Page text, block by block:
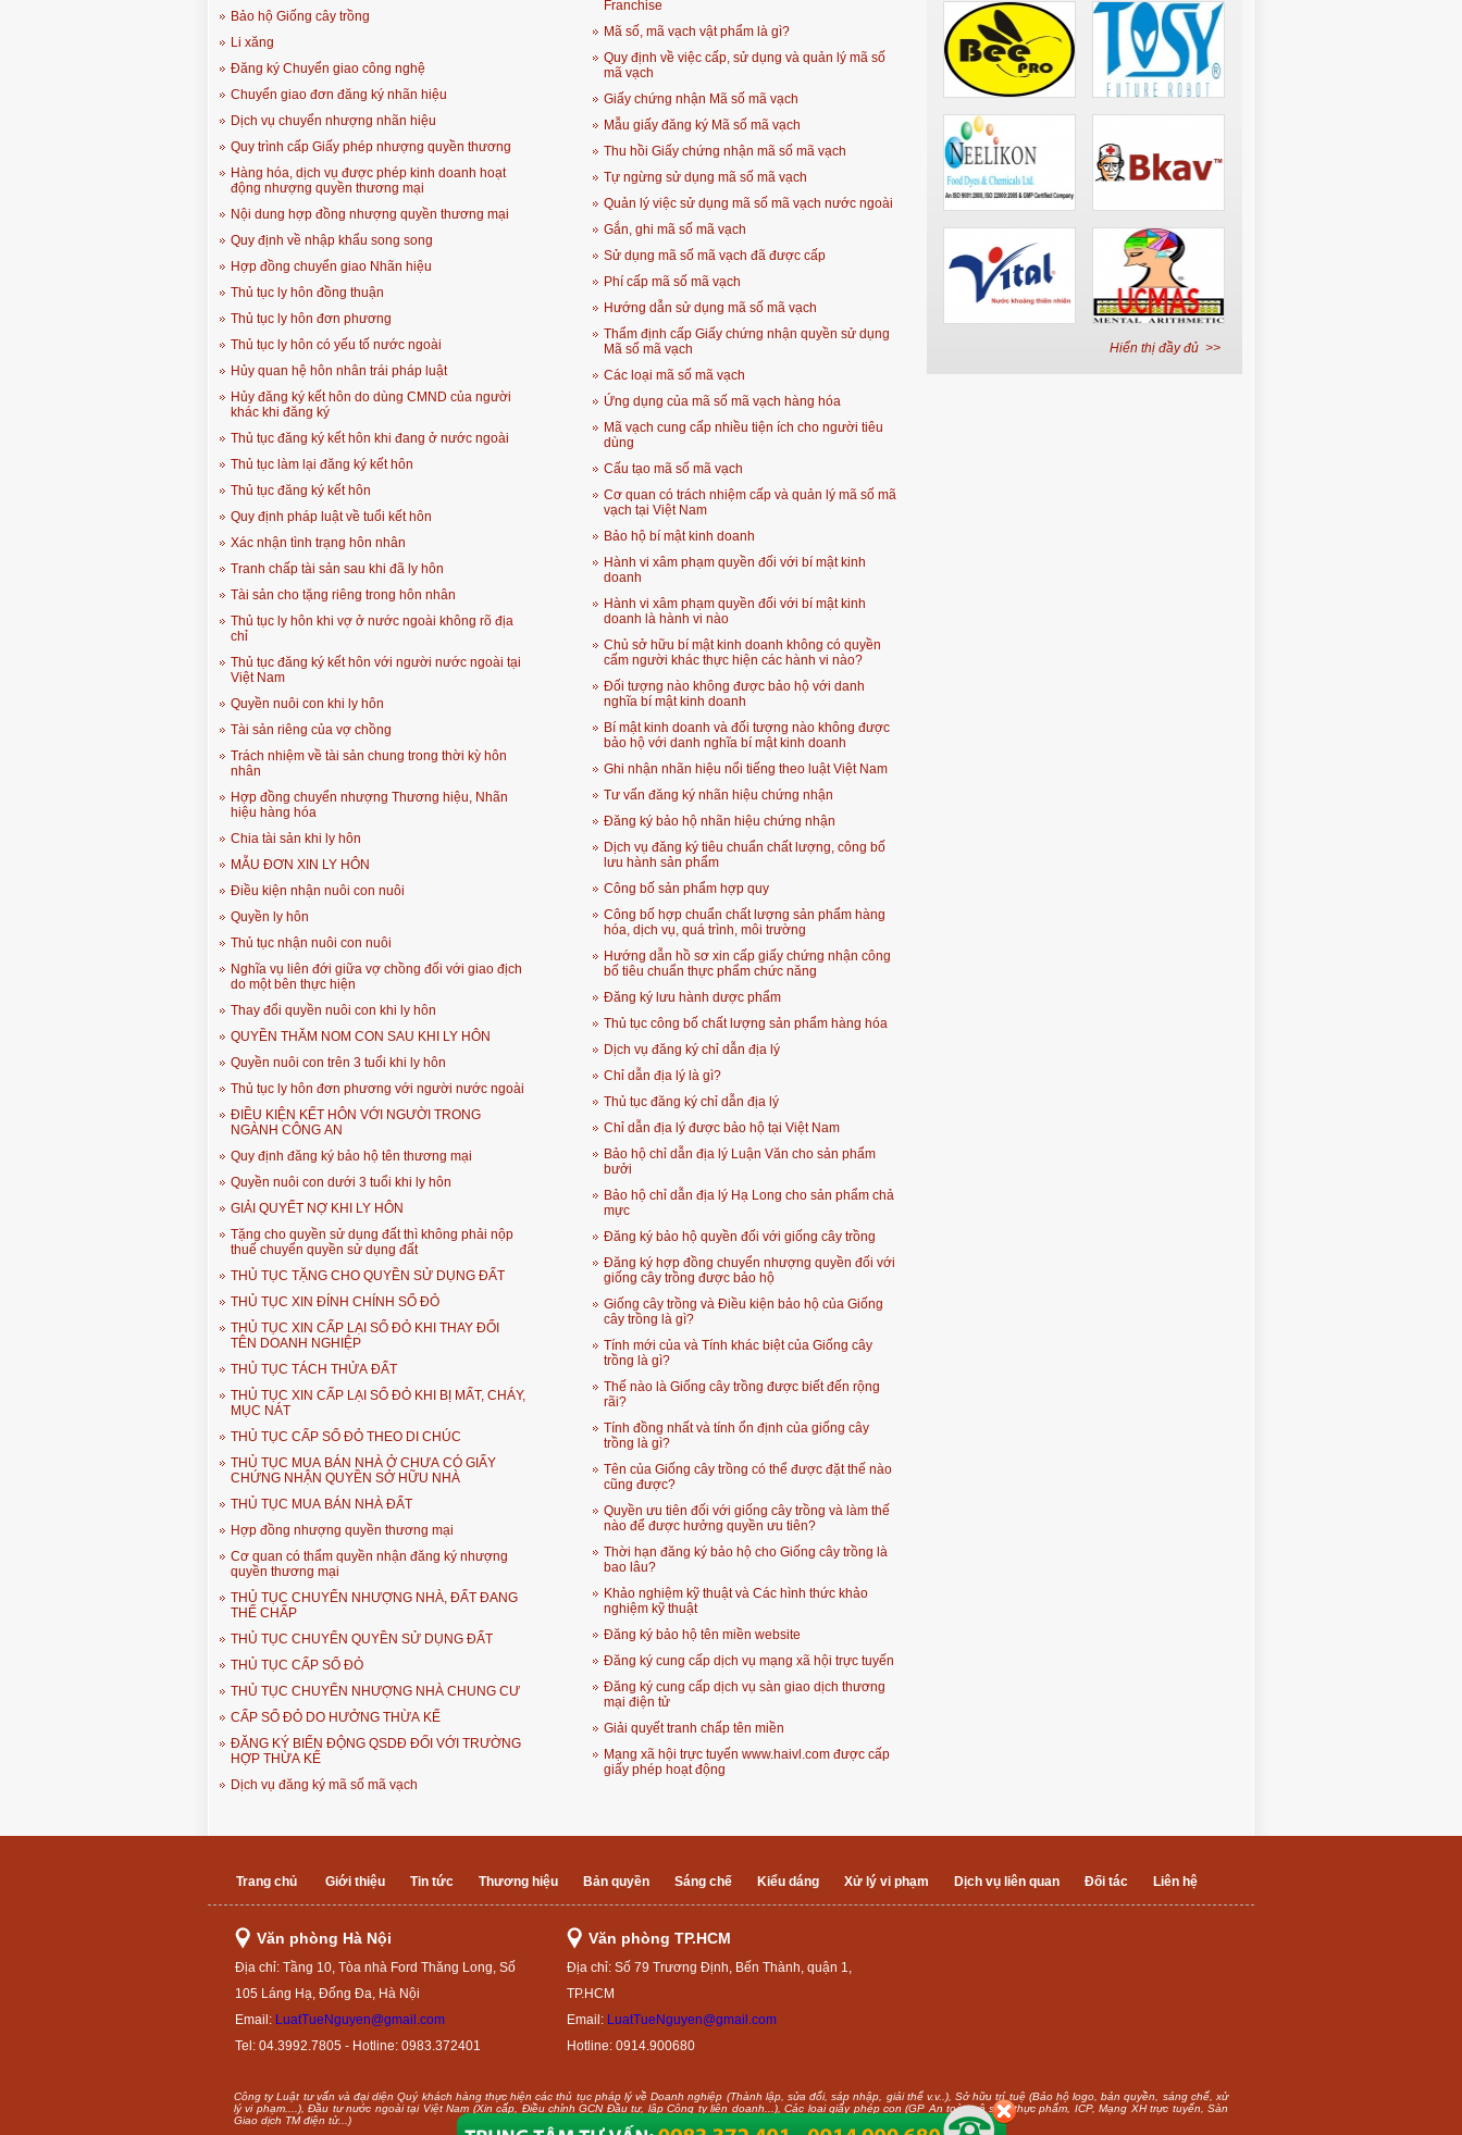
Bảo hộ Giống cây trồng
Li xăng
Đăng ký Chuyển giao công nghệ
Chuyển giao đơn đăng ký nhãn hiệu
Dịch vụ chuyển nhượng nhãn hiệu
Quy trình cấp Giấy phép nhượng quyền thương
Hàng hóa, dịch vụ được phép kinh doanh hoạt
động nhượng quyền thương mại
Nội dung hợp đồng nhượng quyền thương mại
Quy định về nhập khẩu song song
Hợp đồng chuyển giao Nhãn hiệu
Thủ tục ly hôn đồng thuận
Thủ tục ly hôn đơn phương
Thủ tục ly hôn có yếu tố nước ngoài
Hủy quan hệ hôn nhân trái pháp luật
Hủy đăng ký kết hôn do dùng CMND của người
khác khi đăng ký
Thủ tục đăng ký kết hôn khi đang ở nước ngoài
Thủ tục làm lại đăng ký kết hôn
Thủ tục đăng ký kết hôn
Quy định pháp luật về tuổi kết hôn
Xác nhận tình trạng hôn nhân
Tranh chấp tài sản sau khi đã ly hôn
Tài sản cho tặng riêng trong hôn nhân
Thủ tục ly hôn khi vợ ở nước ngoài không rõ địa
chỉ
Thủ tục đăng ký kết hôn với người nước ngoài tại
Việt Nam
Quyền nuôi con khi ly hôn
Tài sản riêng của vợ chồng
Trách nhiệm về tài sản chung trong thời kỳ hôn
nhân
Hợp đồng chuyển nhượng Thương hiệu, Nhãn
hiệu hàng hóa
Chia tài sản khi ly hôn
MẪU ĐƠN XIN LY HÔN
Điều kiện nhận nuôi con nuôi
Quyền ly hôn
Thủ tục nhận nuôi con nuôi
Nghĩa vụ liên đới giữa vợ chồng đối với giao địch
do một bên thực hiện
Thay đổi quyền nuôi con khi ly hôn
QUYỀN THĂM NOM CON SAU KHI LY HÔN
Quyền nuôi con trên 3 tuổi khi ly hôn
Thủ tục ly hôn đơn phương với người nước ngoài
ĐIỀU KIỆN KẾT HÔN VỚI NGƯỜI TRONG
NGÀNH CÔNG AN
Quy định đăng ký bảo hộ tên thương mại
Quyền nuôi con dưới 3 tuổi khi ly hôn
GIẢI QUYẾT NỢ KHI LY HÔN
Tặng cho quyền sử dụng đất thì không phải nộp
thuế chuyển quyền sử dụng đất
THỦ TỤC TẶNG CHO QUYỀN SỬ DỤNG ĐẤT
THỦ TỤC XIN ĐÍNH CHÍNH SỔ ĐỎ
THỦ TỤC XIN CẤP LẠI SỔ ĐỎ KHI THAY ĐỔI
TÊN DOANH NGHIỆP
THỦ TỤC TÁCH THỬA ĐẤT
THỦ TỤC XIN CẤP LẠI SỔ ĐỎ KHI BỊ MẤT, CHÁY,
MỤC NÁT
THỦ TỤC CẤP SỔ ĐỎ THEO DI CHÚC
THỦ TỤC MUA BÁN NHÀ Ở CHƯA CÓ GIẤY
CHỨNG NHẬN QUYỀN SỞ HỮU NHÀ
THỦ TỤC MUA BÁN NHÀ ĐẤT
Hợp đồng nhượng quyền thương mại
Cơ quan có thẩm quyền nhận đăng ký nhượng
quyền thương mại
THỦ TỤC CHUYỂN NHƯỢNG NHÀ, ĐẤT ĐANG
THẾ CHẤP
THỦ TỤC CHUYỂN QUYỀN SỬ DỤNG ĐẤT
THỦ TỤC CẤP SỔ ĐỎ
THỦ TỤC CHUYỂN NHƯỢNG NHÀ CHUNG CƯ
CẤP SỔ ĐỎ DO HƯỞNG THỪA KẾ
ĐĂNG KÝ BIẾN ĐỘNG QSDĐ ĐỐI VỚI TRƯỜNG
HỢP THỪA KẾ
Dịch vụ đăng ký mã số mã vạch
Franchise
Mã số, mã vạch vật phẩm là gì?
Quy định về việc cấp, sử dụng và quản lý mã số
mã vạch
Giấy chứng nhận Mã số mã vạch
Mẫu giấy đăng ký Mã số mã vạch
Thu hồi Giấy chứng nhận mã số mã vạch
Tự ngừng sử dụng mã số mã vạch
Quản lý việc sử dụng mã số mã vạch nước ngoài
Gắn, ghi mã số mã vạch
Sử dụng mã số mã vạch đã được cấp
Phí cấp mã số mã vạch
Hướng dẫn sử dụng mã số mã vạch
Thẩm định cấp Giấy chứng nhận quyền sử dụng
Mã số mã vạch
Các loại mã số mã vạch
Ứng dụng của mã số mã vạch hàng hóa
Mã vạch cung cấp nhiều tiện ích cho người tiêu
dùng
Cấu tạo mã số mã vạch
Cơ quan có trách nhiệm cấp và quản lý mã số mã
vạch tại Việt Nam
Bảo hộ bí mật kinh doanh
Hành vi xâm phạm quyền đối với bí mật kinh
doanh
Hành vi xâm phạm quyền đối với bí mật kinh
doanh là hành vi nào
Chủ sở hữu bí mật kinh doanh không có quyền
cấm người khác thực hiện các hành vi nào?
Đối tượng nào không được bảo hộ với danh
nghĩa bí mật kinh doanh
Bí mật kinh doanh và đối tượng nào không được
bảo hộ với danh nghĩa bí mật kinh doanh
Ghi nhận nhãn hiệu nổi tiếng theo luật Việt Nam
Tư vấn đăng ký nhãn hiệu chứng nhận
Đăng ký bảo hộ nhãn hiệu chứng nhận
Dịch vụ đăng ký tiêu chuẩn chất lượng, công bố
lưu hành sản phẩm
Công bố sản phẩm hợp quy
Công bố hợp chuẩn chất lượng sản phẩm hàng
hóa, dịch vụ, quá trình, môi trường
Hướng dẫn hồ sơ xin cấp giấy chứng nhận công
bố tiêu chuẩn thực phẩm chức năng
Đăng ký lưu hành dược phẩm
Thủ tục công bố chất lượng sản phẩm hàng hóa
Dịch vụ đăng ký chỉ dẫn địa lý
Chỉ dẫn địa lý là gì?
Thủ tục đăng ký chỉ dẫn địa lý
Chỉ dẫn địa lý được bảo hộ tại Việt Nam
Bảo hộ chỉ dẫn địa lý Luận Văn cho sản phẩm
bưởi
Bảo hộ chỉ dẫn địa lý Hạ Long cho sản phẩm chả
mực
Đăng ký bảo hộ quyền đối với giống cây trồng
Đăng ký hợp đồng chuyển nhượng quyền đối với
giống cây trồng được bảo hộ
Giống cây trồng và Điều kiện bảo hộ của Giống
cây trồng là gì?
Tính mới của và Tính khác biệt của Giống cây
trồng là gì?
Thế nào là Giống cây trồng được biết đến rộng
rãi?
Tính đồng nhất và tính ổn định của giống cây
trồng là gì?
Tên của Giống cây trồng có thể được đặt thế nào
cũng được?
Quyền ưu tiên đối với giống cây trồng và làm thế
nào để được hưởng quyền ưu tiên?
Thời hạn đăng ký bảo hộ cho Giống cây trồng là
bao lâu?
Khảo nghiệm kỹ thuật và Các hình thức khảo
nghiệm kỹ thuật
Đăng ký bảo hộ tên miền website
Đăng ký cung cấp dịch vụ mạng xã hội trực tuyến
Đăng ký cung cấp dịch vụ sàn giao dịch thương
mại điện tử
Giải quyết tranh chấp tên miền
Mạng xã hội trực tuyến www.haivl.com được cấp
giấy phép hoạt động
Hiển thị đầy đủ >>
Trang chủ Giới thiệu Tin tức Thương hiệu Bản quyền Sáng chế Kiểu dáng Xử lý vi phạm Dịch vụ liên quan Đối tác Liên hệ
Văn phòng Hà Nội
Địa chỉ: Tầng 10, Tòa nhà Ford Thăng Long, Số
105 Láng Hạ, Đống Đa, Hà Nội
Email: LuatTueNguyen@gmail.com
Tel: 04.3992.7805 - Hotline: 0983.372401
Văn phòng TP.HCM
Địa chỉ: Số 79 Trương Định, Bến Thành, quận 1,
TP.HCM
Email: LuatTueNguyen@gmail.com
Hotline: 0914.900680
Công ty Luật tư vấn và đại diện Quý khách hàng thực hiện các thủ tục pháp lý về Doanh nghiệp (Thành lập, sửa đổi, sáp nhập, giải thể v.v..), Sở hữu trí tuệ (Bảo hộ logo, bản quyền, sáng chế, xử
lý vi phạm....), Đầu tư nước ngoài tại Việt Nam (Xin cấp, Điều chỉnh GCN Đầu tư, lập Công ty liên doanh...), Các loại giấy phép con (GP An toàn vệ sinh thực phẩm, ICP, Mạng XH trực tuyến, Sàn
Giao dịch TM điện tử...)